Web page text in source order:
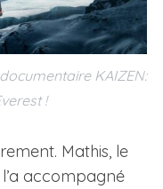
KAIZEN:
!
Mathis, le
accompagné